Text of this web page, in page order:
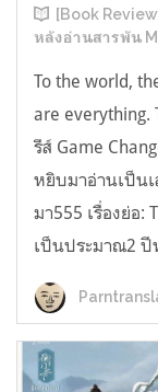
[Book
หลังอ่านสารพัน
To the world,
are everything.
รีส์ Game
หยิบมาอ่านเป็น
มา555 เรื่องย่อ:
เป็นประมาณ2 ปี